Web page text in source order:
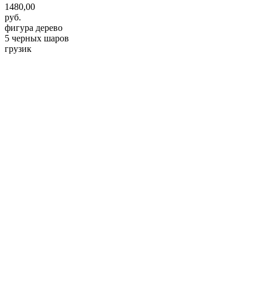
1480,00
руб.
фигура дерево
5 черных шаров
грузик